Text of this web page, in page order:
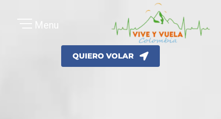
contenido
QUIERO VOLAR
Menu